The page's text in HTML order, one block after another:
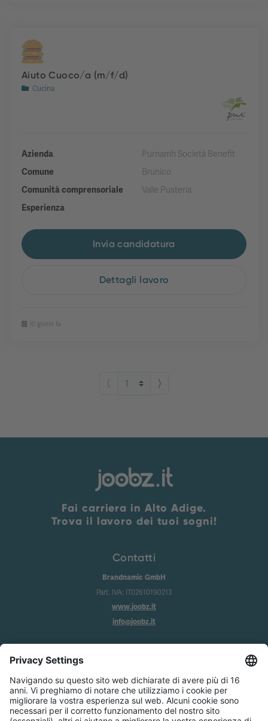
Aiuto Cuoco/a (m/f/d)
Cucina
Azienda
Purnamh Società Benefit
Comune
Brunico
Comunità comprensoriale
Valle Pusteria
Esperienza
Invia candidatura
Dettagli lavoro
10 giorni fa
⟨ ⟩
Fai carriera in Alto Adige.
Trova il lavoro dei tuoi sogni!
Contatti
Brandnamic GmbH
Part. IVA: IT02610190213
www.joobz.it
info@joobz.it
Privacy
Condizioni generali
Impostazione dei cookie